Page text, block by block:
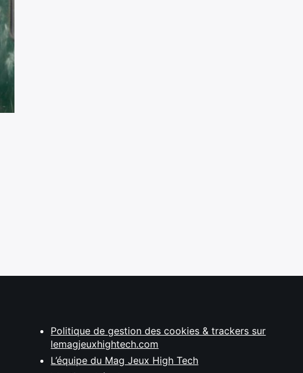
Politique de gestion des cookies & trackers sur
lemagjeuxhightech.com
L’équipe du Mag Jeux High Tech